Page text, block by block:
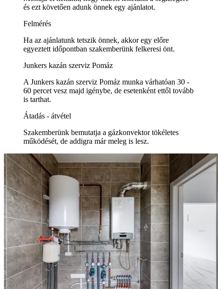
és ezt követően adunk önnek egy ajánlatot.
Felmérés
Ha az ajánlatunk tetszik önnek, akkor egy előre
egyeztett időpontban szakemberünk felkeresi önt.
Junkers kazán szerviz Pomáz
A Junkers kazán szerviz Pomáz munka várhatóan 30 -
60 percet vesz majd igénybe, de esetenként ettől tovább
is tarthat.
Átadás - átvétel
Szakemberünk bemutatja a gázkonvektor tökéletes
működését, de addigra már meleg is lesz.